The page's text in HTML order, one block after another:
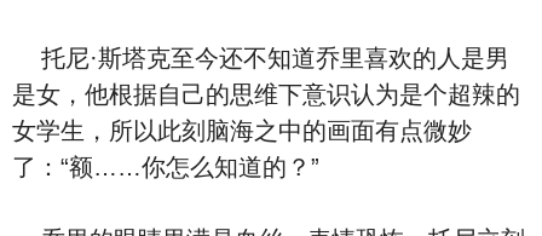
托尼·斯塔克至今还不知道乔里喜欢的人是男
是女，他根据自己的思维下意识认为是个超辣的
女学生，所以此刻脑海之中的画面有点微妙
了：“额……你怎么知道的？”